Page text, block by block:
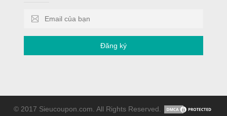
Đăng ký
© 2017 Sieucoupon.com. All Rights Reserved.